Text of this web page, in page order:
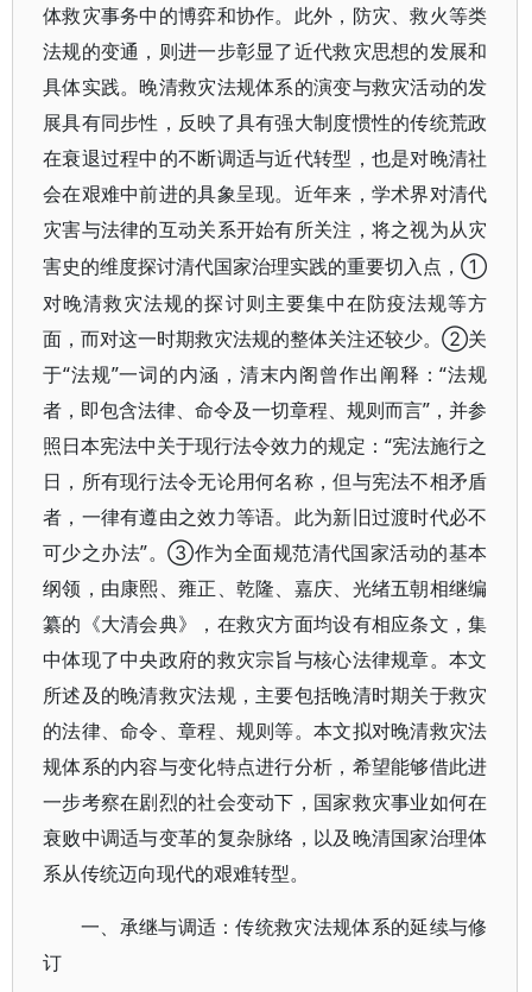
体救灾事务中的博弈和协作。此外，防灾、救火等类
法规的变通，则进一步彰显了近代救灾思想的发展和
具体实践。晚清救灾法规体系的演变与救灾活动的发
展具有同步性，反映了具有强大制度惯性的传统荒政
在衰退过程中的不断调适与近代转型，也是对晚清社
会在艰难中前进的具象呈现。近年来，学术界对清代
灾害与法律的互动关系开始有所关注，将之视为从灾
害史的维度探讨清代国家治理实践的重要切入点，①
对晚清救灾法规的探讨则主要集中在防疫法规等方
面，而对这一时期救灾法规的整体关注还较少。②关
于“法规”一词的内涵，清末内阁曾作出阐释：“法规
者，即包含法律、命令及一切章程、规则而言”，并参
照日本宪法中关于现行法令效力的规定：“宪法施行之
日，所有现行法令无论用何名称，但与宪法不相矛盾
者，一律有遵由之效力等语。此为新旧过渡时代必不
可少之办法”。③作为全面规范清代国家活动的基本
纲领，由康熙、雍正、乾隆、嘉庆、光绪五朝相继编
纂的《大清会典》，在救灾方面均设有相应条文，集
中体现了中央政府的救灾宗旨与核心法律规章。本文
所述及的晚清救灾法规，主要包括晚清时期关于救灾
的法律、命令、章程、规则等。本文拟对晚清救灾法
规体系的内容与变化特点进行分析，希望能够借此进
一步考察在剧烈的社会变动下，国家救灾事业如何在
衰败中调适与变革的复杂脉络，以及晚清国家治理体
系从传统迈向现代的艰难转型。
一、承继与调适：传统救灾法规体系的延续与修
订